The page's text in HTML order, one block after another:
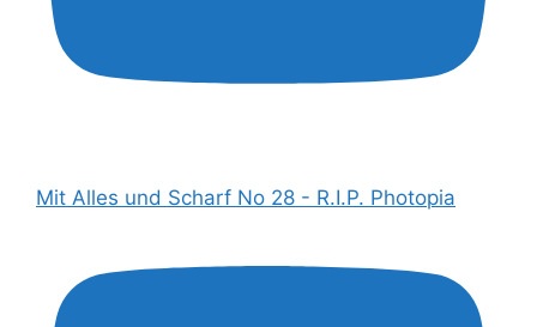
Mit Alles und Scharf No 28 - R.I.P. Photopia